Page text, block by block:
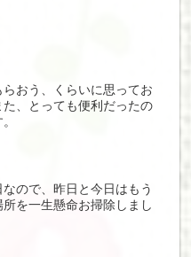
おう、くらいに思ってお
、とっても便利だったの
ので、昨日と今日はもう
を一生懸命お掃除しまし